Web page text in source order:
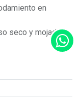
en
seco y mojado